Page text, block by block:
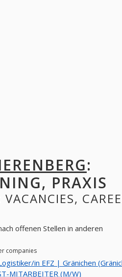
:
PRAXIS
VACANCIES,
offenen Stellen in anderen
companies
in EFZ | Gränichen
MITARBEITER (M/W)